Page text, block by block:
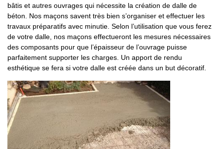
bâtis et autres ouvrages qui nécessite la création de dalle de
béton. Nos maçons savent très bien s’organiser et effectuer les
travaux préparatifs avec minutie. Selon l’utilisation que vous ferez
de votre dalle, nos maçons effectueront les mesures nécessaires
des composants pour que l’épaisseur de l’ouvrage puisse
parfaitement supporter les charges. Un apport de rendu
esthétique se fera si votre dalle est créée dans un but décoratif.